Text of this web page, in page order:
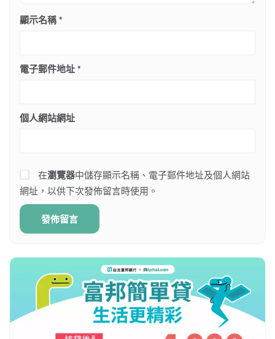
顯示名稱*
電子郵件地址*
個人網站網址
在瀏覽器中儲存顯示名稱、電子郵件地址及個人網站
網址，以供下次發佈留言時使用。